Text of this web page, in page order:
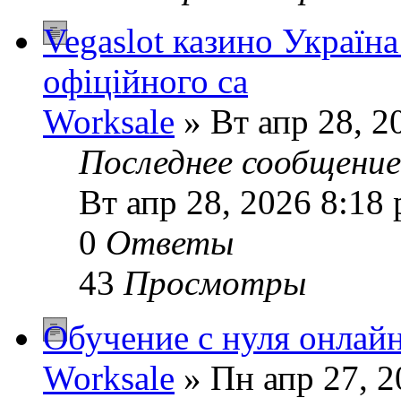
Vegaslot казино
офіційного са
Worksale » Вт апр 28,
Последнее
Вт апр 28, 2026 8:18
0 Ответы
43 Просмотры
Обучение с нуля
Worksale » Пн апр 27,